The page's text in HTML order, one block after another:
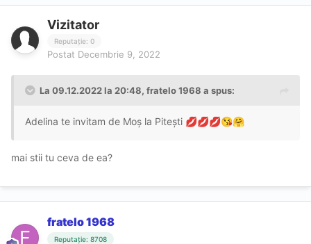
Vizitator
Reputație: 0
Postat Decembrie 9, 2022
La 09.12.2022 la 20:48, fratelo 1968 a spus:
Adelina te invitam de Moș la Pitești 💋💋💋😘🤗
mai stii tu ceva de ea?
fratelo 1968
Reputație: 8708